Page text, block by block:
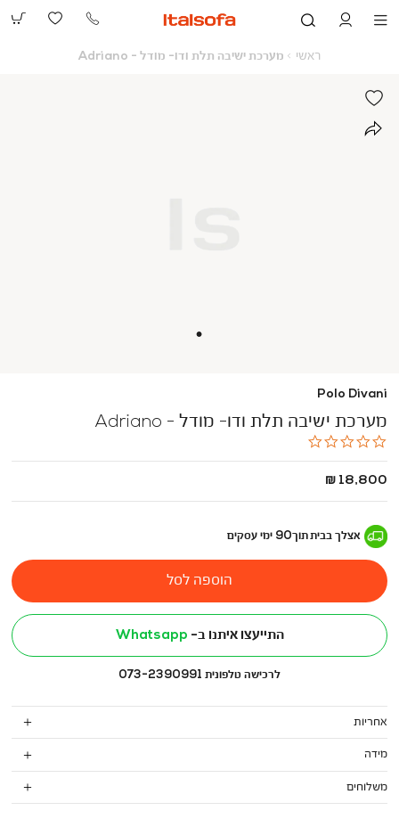
073-
ראשי ראשי
מערכת ישיבה תלת ודו- מודל - Adriano
Polo Divani
מערכת ישיבה תלת ודו- מודל - Adriano
החל
18,800 ₪
אצלך בביתתוך90 ימי עסקים
הוספה לסל
התייעצו איתנו ב- Whatsapp
לרכישה טלפונית 073-2390991
אחריות
מידה
משלוחים